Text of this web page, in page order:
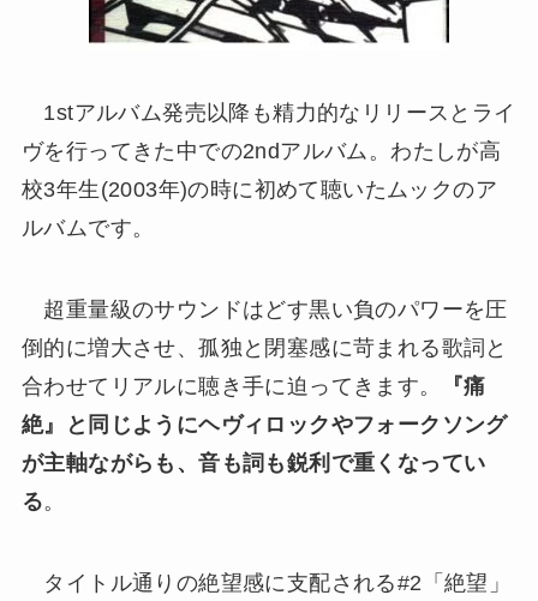
1stアルバム発売以降も精力的なリリースとライ
ヴを行ってきた中での2ndアルバム。わたしが高
校3年生(2003年)の時に初めて聴いたムックのア
ルバムです。
超重量級のサウンドはどす黒い負のパワーを圧
倒的に増大させ、孤独と閉塞感に苛まれる歌詞と
合わせてリアルに聴き手に迫ってきます。
『痛
絶』と同じようにヘヴィロックやフォークソング
が主軸ながらも、音も詞も鋭利で重くなってい
る。
タイトル通りの絶望感に支配される#2「絶望」